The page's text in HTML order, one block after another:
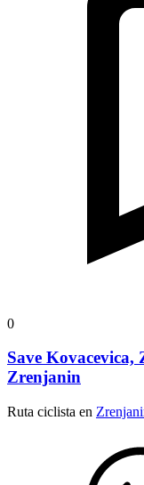
0
Save
Zrenjanin
Ruta ciclista en